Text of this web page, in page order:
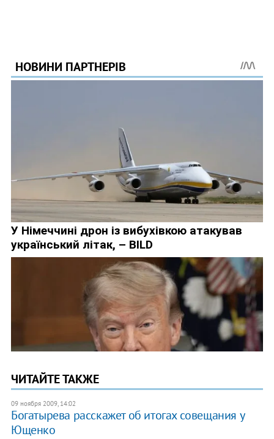
ЧИТАЙТЕ ТАКЖЕ
09 ноября 2009, 14:02
Богатырева расскажет об итогах совещания у
Ющенко